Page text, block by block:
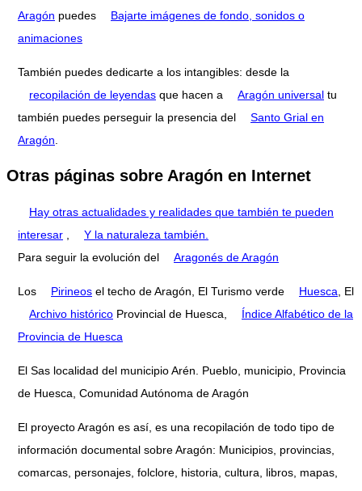
Aragón puedes
Bajarte imágenes de fondo, sonidos o
animaciones
También puedes dedicarte a los intangibles: desde la
recopilación de leyendas que hacen a Aragón universal tu
también puedes perseguir la presencia del
Santo Grial en
Aragón
Otras páginas sobre Aragón en Internet
Hay otras actualidades y realidades que también te pueden
interesar
Y la naturaleza también.
Para seguir la evolución del
Aragonés de Aragón
Los Pirineos el techo de Aragón, El Turismo verde Huesca , El
Archivo histórico Provincial de Huesca,
Índice Alfabético de la
Provincia de Huesca
El Sas localidad del municipio Arén. Pueblo, municipio, Provincia
de Huesca, Comunidad Autónoma de Aragón
El proyecto Aragón es así, es una recopilación de todo tipo de
información documental sobre Aragón: Municipios, provincias,
comarcas, personajes, folclore, historia, cultura, libros, mapas,